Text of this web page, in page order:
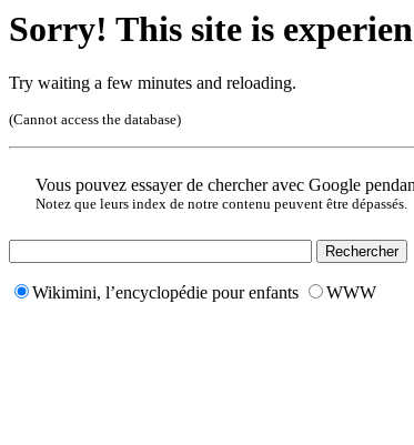
Sorry! This site is
Try waiting a few minutes and reloading.
(Cannot access the database)
Vous pouvez essayer de chercher avec Google
Notez que leurs index de notre contenu peuvent être dépassés.
Wikimini, l’encyclopédie pour enfants WWW